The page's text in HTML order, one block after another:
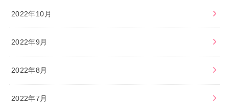
2022年10月
2022年9月
2022年8月
2022年7月